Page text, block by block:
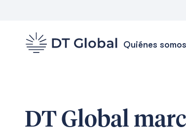
Quiénes somos
DT Global